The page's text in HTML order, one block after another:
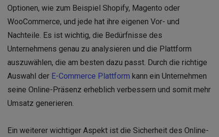
Optionen, wie zum Beispiel Shopify, Magento oder
WooCommerce, und jede hat ihre eigenen Vor- und
Nachteile. Es ist wichtig, die Bedürfnisse des
Unternehmens genau zu analysieren und die Plattform
auszuwählen, die am besten dazu passt. Durch die richtige
Auswahl der E-Commerce Plattform kann ein Unternehmen
seine Online-Präsenz erheblich verbessern und somit mehr
Umsatz generieren.
Ein weiterer wichtiger Aspekt ist die Sicherheit des Online-